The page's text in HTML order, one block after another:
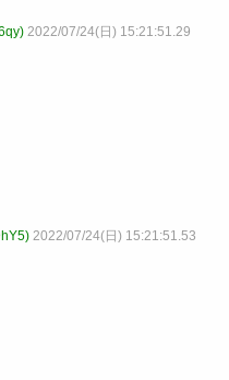
2022/07/24(日) 15:21:51.29
2022/07/24(日) 15:21:51.53